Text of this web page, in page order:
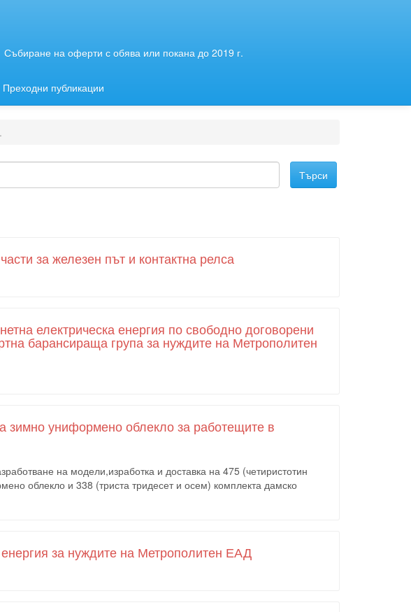
Събиране на оферти с обява или покана до 2019 г.
Преходни публикации
за железен път и контактна релса
електрическа енергия по свободно договорени
барансираща група за нуждите на Метрополитен
зимно униформено облекло за работещите в
на модели,изработка и доставка на 475 (четиристотин
облекло и 338 (триста тридесет и осем) комплекта дамско
за нуждите на Метрополитен ЕАД